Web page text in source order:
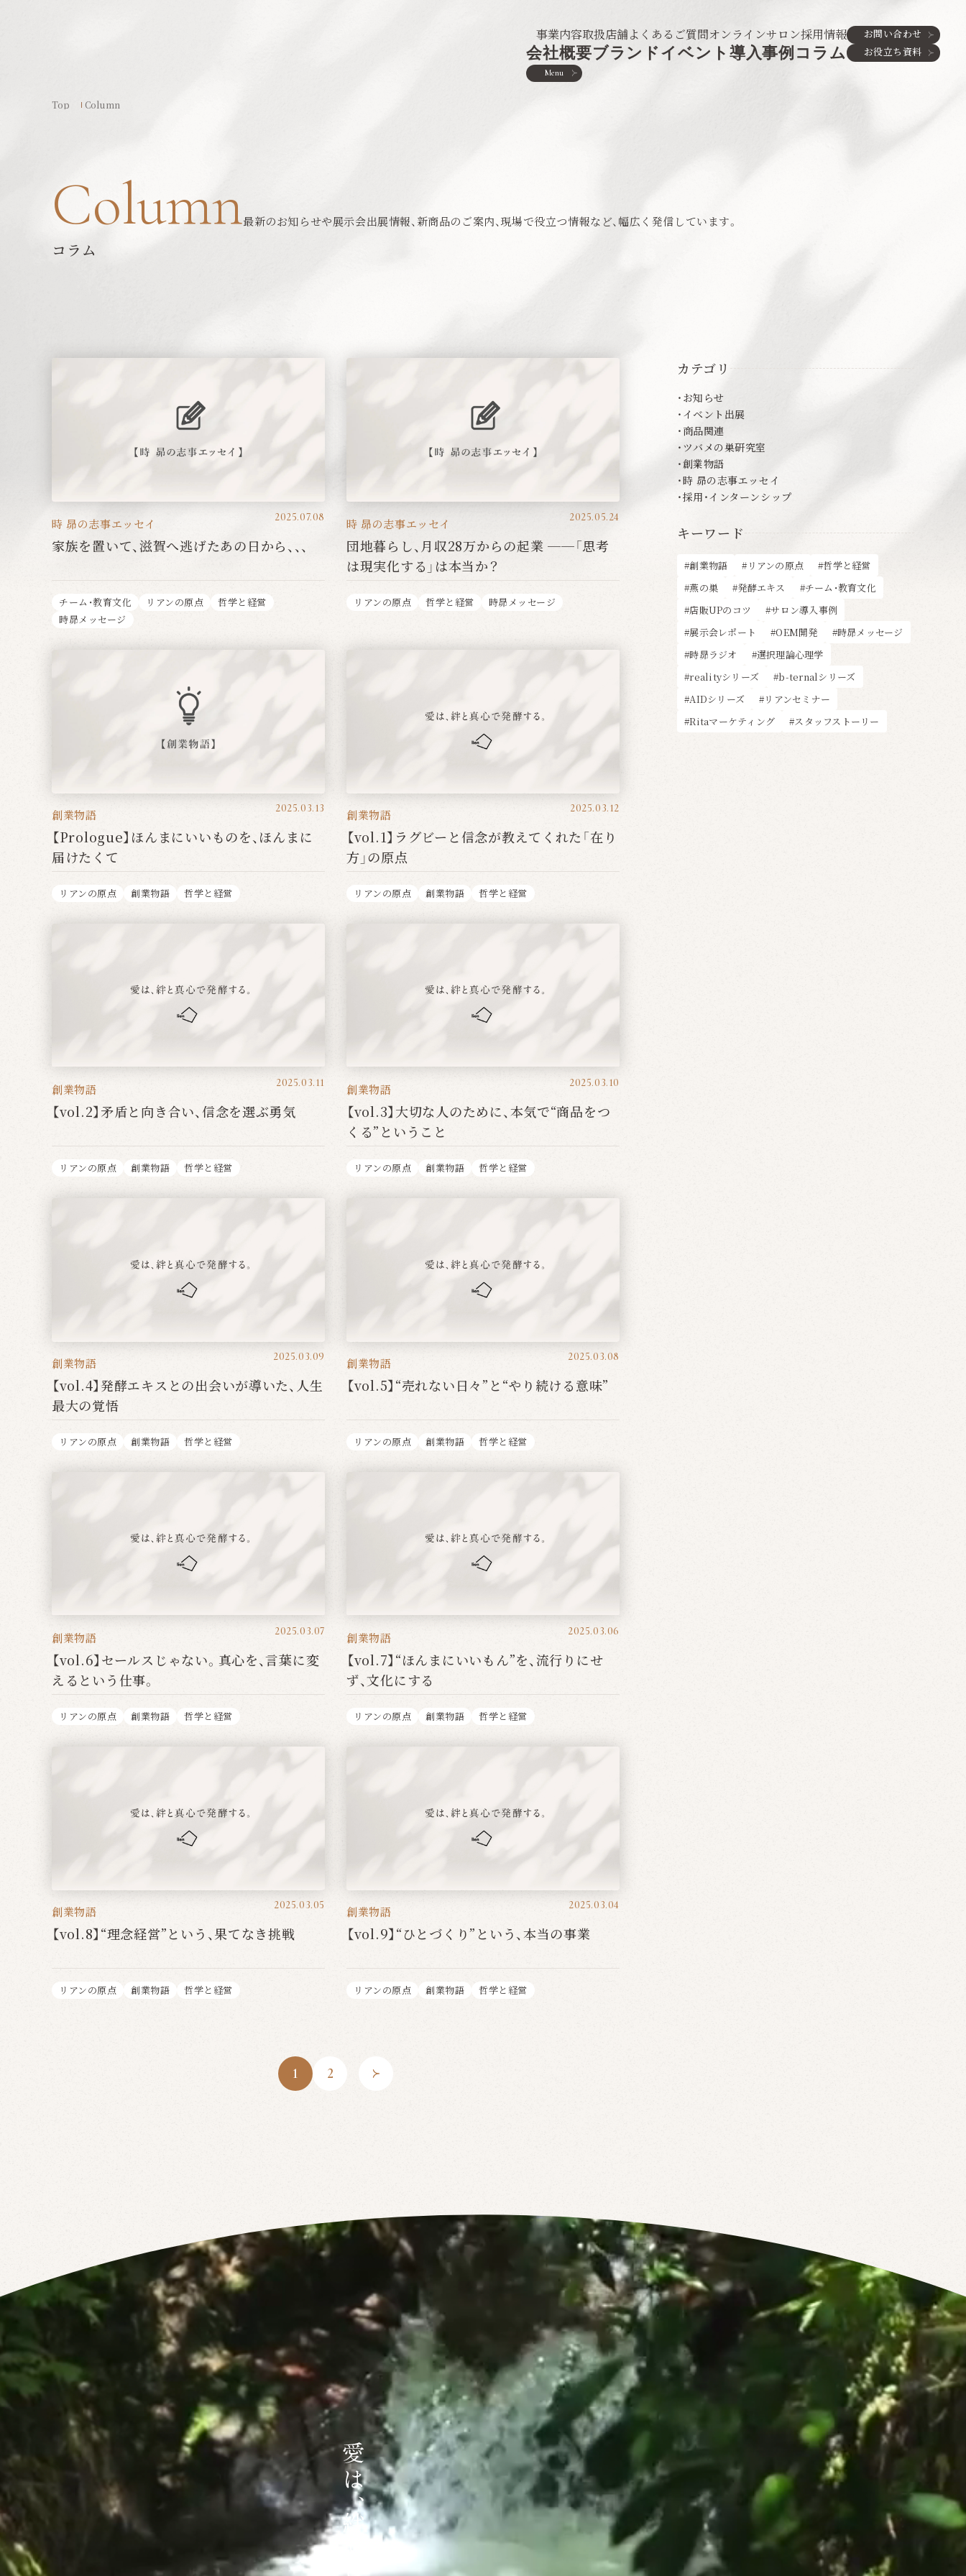
事業内容取扱店舗よくあるご質問オンラインサロン採用情報
会社概要ブランドイベント 導入事例 コラム
お問い合わせ
お役立ち資料
Menu
Top Column
Column
コラム
最新のお知らせや展示会出展情報、新商品のご案内、現場で役立つ情報など、幅広く発信しています。
時 昴の志事エッセイ 2025.07.08
家族を置いて、滋賀へ逃げたあの日から、、、
チーム・教育文化 リアンの原点
哲学と経営
時昴メッセージ
時 昴の志事エッセイ 2025.05.24
団地暮らし、月収28万からの起業 ──「思考
は現実化する」は本当か？
リアンの原点 哲学と経営 時昴メッセージ
創業物語 2025.03.13
【Prologue】ほんまにいいものを、ほんまに
届けたくて
リアンの原点 創業物語 哲学と経営
創業物語 2025.03.12
【vol.1】ラグビーと信念が教えてくれた「在り
方」の原点
リアンの原点 創業物語 哲学と経営
創業物語 2025.03.11
【vol.2】矛盾と向き合い、信念を選ぶ勇気
リアンの原点 創業物語 哲学と経営
創業物語 2025.03.10
【vol.3】大切な人のために、本気で“商品をつ
くる”ということ
リアンの原点 創業物語 哲学と経営
創業物語 2025.03.09
【vol.4】発酵エキスとの出会いが導いた、人生
最大の覚悟
リアンの原点 創業物語 哲学と経営
創業物語 2025.03.08
【vol.5】“売れない日々”と“やり続ける意味”
リアンの原点 創業物語 哲学と経営
創業物語 2025.03.07
【vol.6】セールスじゃない。真心を、言葉に変
えるという仕事。
リアンの原点 創業物語 哲学と経営
創業物語 2025.03.06
【vol.7】“ほんまにいいもん”を、流行りにせ
ず、文化にする
リアンの原点 創業物語 哲学と経営
創業物語 2025.03.05
【vol.8】“理念経営”という、果てなき挑戦
リアンの原点 創業物語 哲学と経営
創業物語 2025.03.04
【vol.9】“ひとづくり”という、本当の事業
リアンの原点 創業物語 哲学と経営
1 2
カテゴリ
お知らせ
イベント出展
商品関連
ツバメの巣研究室
創業物語
時 昴の志事エッセイ
採用・インターンシップ
キーワード
創業物語 リアンの原点
哲学と経営
燕の巣
発酵エキス
チーム・教育文化
店販UPのコツ
サロン導入事例
展示会レポート
OEM開発
時昴メッセージ
時昴ラジオ
選択理論心理学
realityシリーズ
b-ternalシリーズ
AIDシリーズ
リアンセミナー
Ritaマーケティング
スタッフストーリー